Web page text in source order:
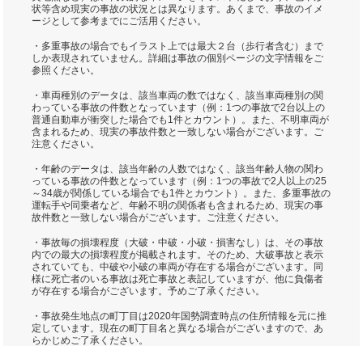
状等含め現実の事故の状況とは異なります。あくまで、事故のイメ
ージとして参考までにご活用ください。
・多重事故の場合でもイラスト上では最大２台（歩行者含む）まで
しか表現されていません。詳細は事故の個別ページの文字情報をご
参照ください。
・車両種別のデータは、該当車両の数ではなく、該当車両種別の関
わっている事故の件数となっています（例：1つの事故で2台以上の
普通自動車が衝突した場合でも1件とカウント）。また、不明車両が
含まれるため、現実の事故件数と一致しない場合がございます。ご
注意ください。
・年齢のデータは、該当年齢の人数ではなく、該当年齢人物の関わ
っている事故の件数となっています（例：1つの事故で2人以上の25
～34歳が関係している場合でも1件とカウント）。また、多重事故の
運転手や同乗者など、年齢不明の関係者も含まれるため、現実の事
故件数と一致しない場合がございます。ご注意ください。
・事故毎の損壊程度（大破・中破・小破・損害なし）は、その事故
内での最大の損壊程度が掲載されます。そのため、大破事故と表示
されていても、中破や小破の車両が存在する場合がございます。同
様に死亡者のいる事故は死亡事故と表記していますが、他に負傷者
が存在する場合がございます。予めご了承ください。
・事故発生地点の町丁目は2020年国勢調査時点の住所情報を元に推
定しています。現在の町丁目名と異なる場合がございますので、あ
らかじめご了承ください。